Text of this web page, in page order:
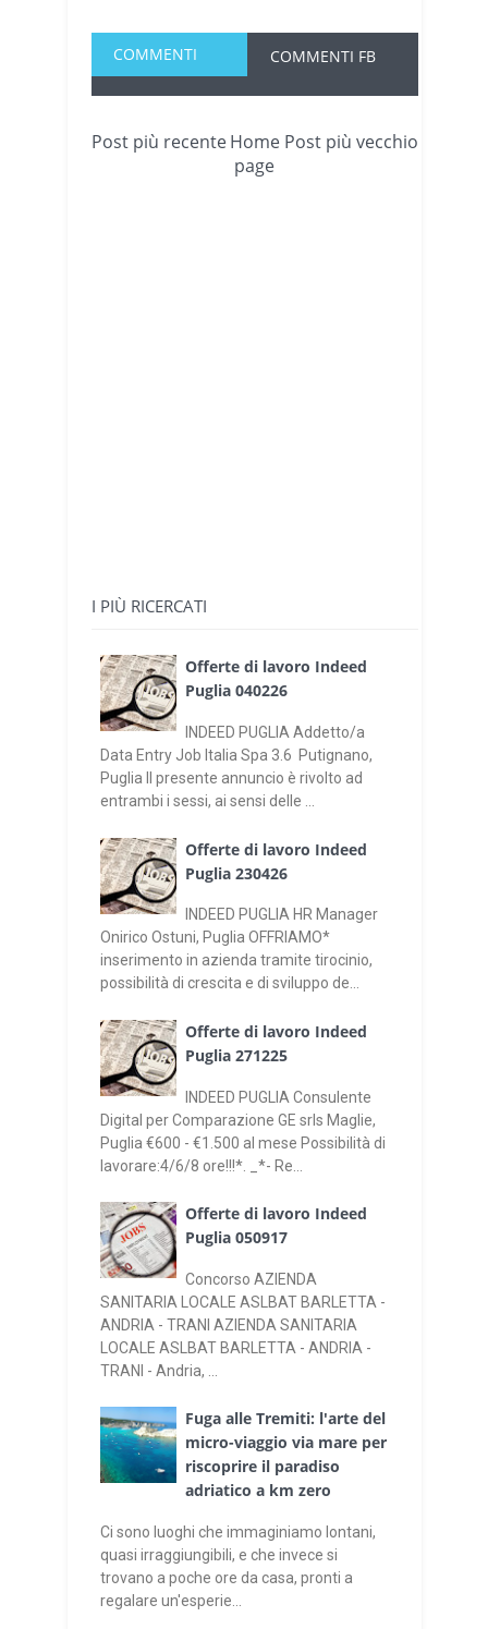
COMMENTI COMMENTI FB
Post più recente Post più vecchio
Home
page
I PIÙ RICERCATI
Offerte di lavoro Indeed
Puglia 040226
INDEED PUGLIA Addetto/a
Data Entry Job Italia Spa 3.6 Putignano,
Puglia Il presente annuncio è rivolto ad
entrambi i sessi, ai sensi delle ...
Offerte di lavoro Indeed
Puglia 230426
INDEED PUGLIA HR Manager
Onirico Ostuni, Puglia OFFRIAMO*
inserimento in azienda tramite tirocinio,
possibilità di crescita e di sviluppo de...
Offerte di lavoro Indeed
Puglia 271225
INDEED PUGLIA Consulente
Digital per Comparazione GE srls Maglie,
Puglia €600 - €1.500 al mese Possibilità di
lavorare:4/6/8 ore!!!*. _*- Re...
Offerte di lavoro Indeed
Puglia 050917
Concorso AZIENDA
SANITARIA LOCALE ASLBAT BARLETTA -
ANDRIA - TRANI AZIENDA SANITARIA
LOCALE ASLBAT BARLETTA - ANDRIA -
TRANI - Andria, ...
Fuga alle Tremiti: l'arte del
micro-viaggio via mare per
riscoprire il paradiso
adriatico a km zero
Ci sono luoghi che immaginiamo lontani,
quasi irraggiungibili, e che invece si
trovano a poche ore da casa, pronti a
regalare un'esperie...